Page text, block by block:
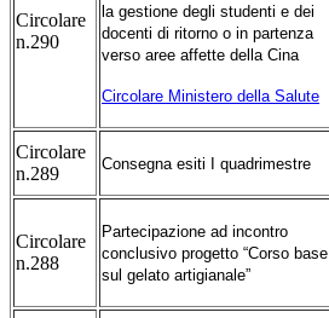
Circolare
n.290
la gestione degli studenti e dei
docenti di ritorno o in partenza
verso aree affette della Cina
Circolare Ministero della Salute
Circolare
n.289
Consegna esiti I quadrimestre
Circolare
n.288
Partecipazione ad incontro
conclusivo progetto “Corso base
sul gelato artigianale”